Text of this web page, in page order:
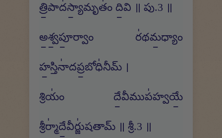
త్రి॒పాద॑స్యా॒మృతం॑ ది॒వి ॥ పు.3 ॥
అ॒శ్వ॒పూ॒ర్వాం ర॑థమ॒ధ్యాం
హ॒స్తినా॑దప్ర॒బోధి॑నీమ్ ।
శ్రియం॑ దే॒వీముప॑హ్వయే॒
శ్రీర్మా॑దే॒వీర్జు॑షతామ్ ॥ శ్రీ.3 ॥